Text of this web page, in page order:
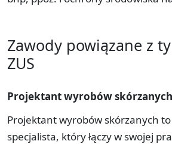
Zawody powiązane z
ZUS
Projektant wyrobów skórzanych
Projektant wyrobów skórzanych
specjalista, który łączy w swojej